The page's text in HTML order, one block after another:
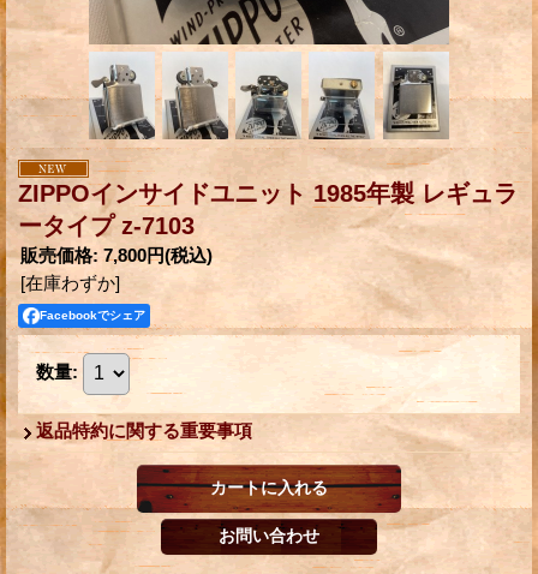
ZIPPOインサイドユニット 1985年製 レギュラ
ータイプ z-7103
販売価格: 7,800円(税込)
[在庫わずか]
Facebookでシェア
数量:
返品特約に関する重要事項